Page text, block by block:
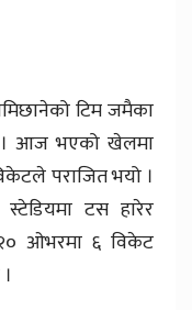
टिम जमैका
। आज भएको खेलमा
पराजित भयो ।
स्टेडियमा टस हारेर
ओभरमा ६ विकेट